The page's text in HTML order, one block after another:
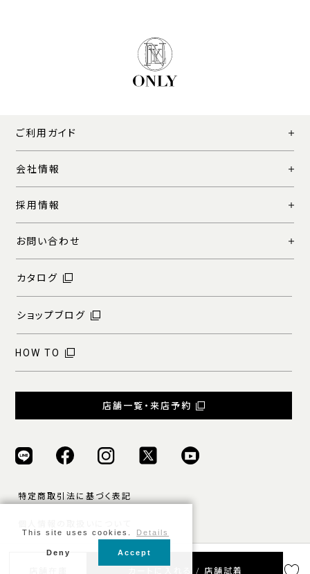
カートに入れる / 店舗試着
ご利用ガイド
会社情報
採用情報
お問い合わせ
カタログ
ショップブログ
HOW TO
店舗一覧・来店予約
特定商取引法に基づく表記
ご利用規約
This site uses cookies. Details
Deny Accept